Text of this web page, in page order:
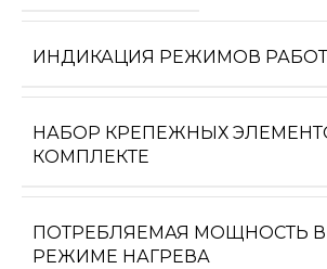
ИНДИКАЦИЯ РЕЖИМОВ
НАБОР КРЕПЕЖНЫХ
КОМПЛЕКТЕ
ПОТРЕБЛЯЕМАЯ МОЩНОСТЬ В
РЕЖИМЕ НАГРЕВА